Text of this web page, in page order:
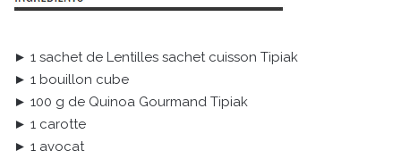
► 1 sachet de Lentilles sachet cuisson Tipiak
► 1 bouillon cube
► 100 g de Quinoa Gourmand Tipiak
► 1 carotte
► 1 avocat